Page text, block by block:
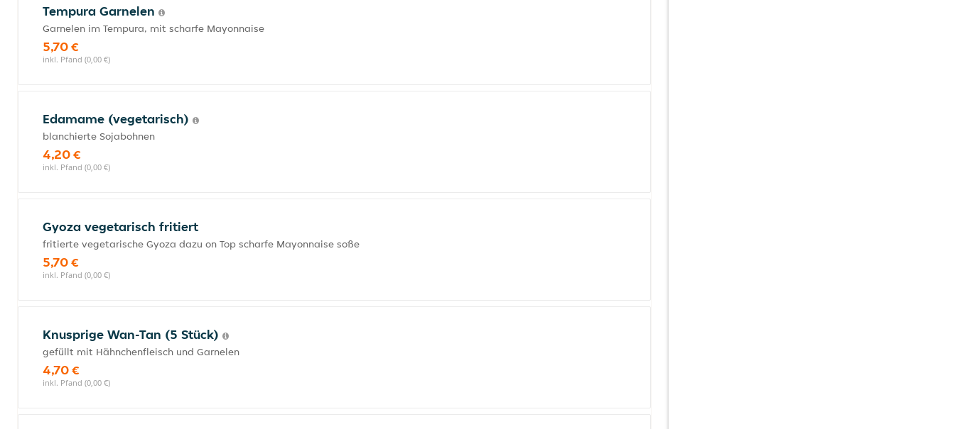
Tempura Garnelen
Garnelen im Tempura, mit scharfe Mayonnaise
5,70 €
inkl. Pfand (0,00 €)
Edamame (vegetarisch)
blanchierte Sojabohnen
4,20 €
inkl. Pfand (0,00 €)
Gyoza vegetarisch fritiert
fritierte vegetarische Gyoza dazu on Top scharfe Mayonnaise soße
5,70 €
inkl. Pfand (0,00 €)
Knusprige Wan-Tan (5 Stück)
gefüllt mit Hähnchenfleisch und Garnelen
4,70 €
inkl. Pfand (0,00 €)